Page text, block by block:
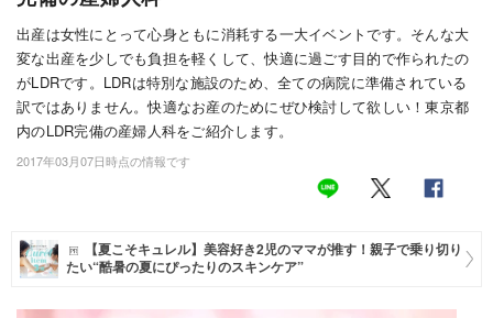
出産
赤ちゃん・育児
子育て・家族
病院
お仕事
出産は女性にとって心身ともに消耗する一大イベントです。そんな大
変な出産を少しでも負担を軽くして、快適に過ごす目的で作られたの
がLDRです。LDRは特別な施設のため、全ての病院に準備されている
訳ではありません。快適なお産のためにぜひ検討して欲しい！東京都
内のLDR完備の産婦人科をご紹介します。
2017年03月07日時点の情報です
【夏こそキュレル】美容好き2児のママが推す！親子で乗り切り
たい“酷暑の夏にぴったりのスキンケア”